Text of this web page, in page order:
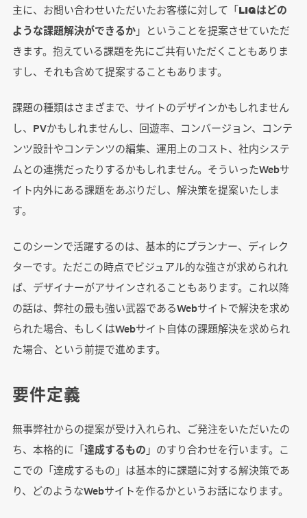
主に、お問い合わせいただいたお客様に対して「LIGはどの
ような課題解決ができるか」ということを提案させていただ
きます。抱えている課題を先にご共有いただくこともありま
すし、それも含めて提案することもあります。
課題の種類はさまざまで、サイトのデザインかもしれません
し、PVかもしれませんし、回遊率、コンバージョン、コンテ
ンツ設計やコンテンツの編集、運用上のコスト、社内システ
ムとの連携だったりするかもしれません。そういったWebサ
イト内外にある課題をあぶりだし、解決策を提案いたしま
す。
このシーンで活躍するのは、基本的にプランナー、ディレク
ターです。ただこの時点でビジュアル的な強さが求められれ
ば、デザイナーがアサインされることもあります。これ以降
の話は、弊社の最も強い武器であるWebサイトで解決を求め
られた場合、もしくはWebサイト自体の課題解決を求められ
た場合、という前提で進めます。
要件定義
無事弊社からの提案が受け入れられ、ご発注をいただいたの
ち、本格的に「達成するもの 」のすり合わせを行います。こ
こでの「達成するもの」は基本的に課題に対する解決策であ
り、どのようなWebサイトを作るかというお話になります。